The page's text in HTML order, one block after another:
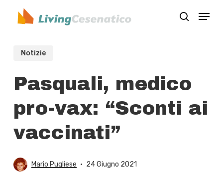
search
Menu
Notizie
Pasquali, medico
pro-vax: “Sconti ai
vaccinati”
Mario Pugliese 24 Giugno 2021